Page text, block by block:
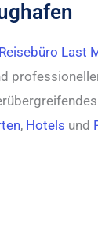
Reisebüro Last
, Hotels und